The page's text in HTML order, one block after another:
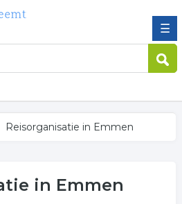
☰
Reisorganisatie in Emmen
in Emmen